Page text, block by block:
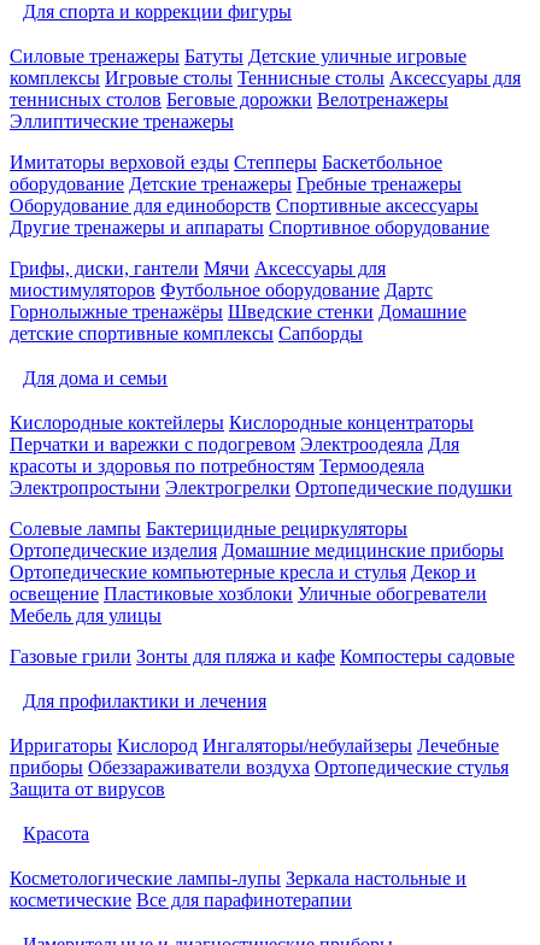
Для спорта и коррекции фигуры
Силовые тренажеры Батуты Детские уличные игровые
комплексы Игровые столы Теннисные столы Аксессуары для
теннисных столов Беговые дорожки Велотренажеры
Эллиптические тренажеры
Имитаторы верховой езды Степперы Баскетбольное
оборудование Детские тренажеры Гребные тренажеры
Оборудование для единоборств Спортивные аксессуары
Другие тренажеры и аппараты Спортивное оборудование
Грифы, диски, гантели Мячи Аксессуары для
миостимуляторов Футбольное оборудование Дартс
Горнолыжные тренажёры Шведские стенки Домашние
детские спортивные комплексы Сапборды
Для дома и семьи
Кислородные коктейлеры Кислородные концентраторы
Перчатки и варежки с подогревом Электроодеяла Для
красоты и здоровья по потребностям Термоодеяла
Электропростыни Электрогрелки Ортопедические подушки
Солевые лампы Бактерицидные рециркуляторы
Ортопедические изделия Домашние медицинские приборы
Ортопедические компьютерные кресла и стулья Декор и
освещение Пластиковые хозблоки Уличные обогреватели
Мебель для улицы
Газовые грили Зонты для пляжа и кафе Компостеры садовые
Для профилактики и лечения
Ирригаторы Кислород Ингаляторы/небулайзеры Лечебные
приборы Обеззараживатели воздуха Ортопедические стулья
Защита от вирусов
Красота
Косметологические лампы-лупы Зеркала настольные и
косметические Все для парафинотерапии